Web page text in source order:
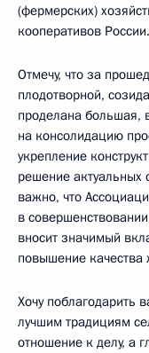
(фермерских)
кооперативов России.
Отмечу, что за
плодотворной,
проделана большая,
на консолидацию
укрепление
решение актуальных
важно, что
в
вносит значимый
повышение
Хочу поблагодарить
лучшим традициям
отношение к делу, а